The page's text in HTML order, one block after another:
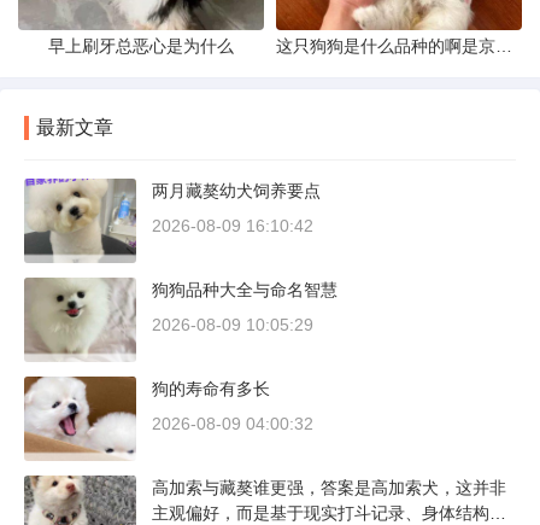
早上刷牙总恶心是为什么
最新文章
两月藏獒幼犬饲养要点
2026-08-09 16:10:42
狗狗品种大全与命名智慧
2026-08-09 10:05:29
狗的寿命有多长
2026-08-09 04:00:32
高加索与藏獒谁更强，答案是高加索犬，这并非
主观偏好，而是基于现实打斗记录、身体结构与